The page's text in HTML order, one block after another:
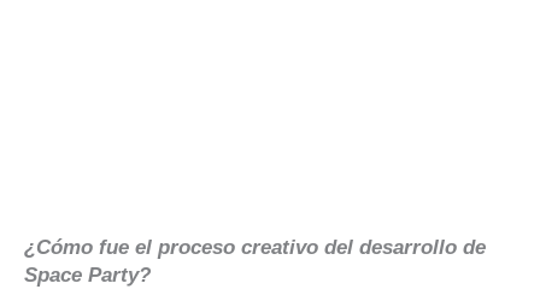
¿Cómo fue el proceso creativo del desarrollo de
Space Party?